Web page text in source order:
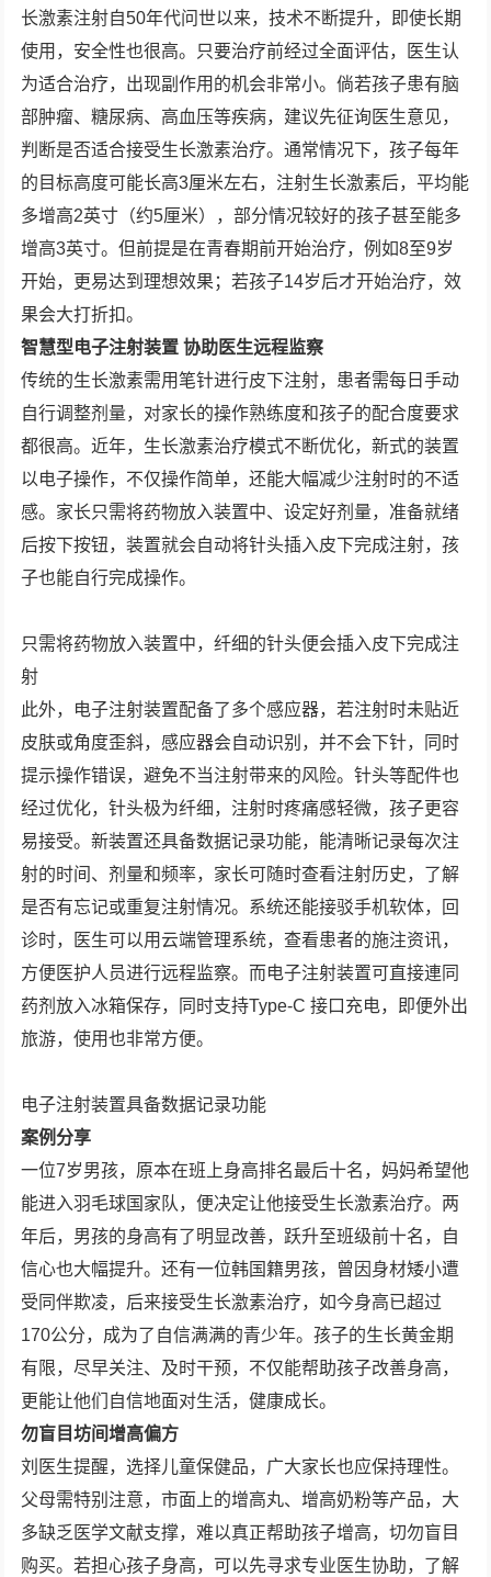
长激素注射自50年代问世以来，技术不断提升，即使长期
使用，安全性也很高。只要治疗前经过全面评估，医生认
为适合治疗，出现副作用的机会非常小。倘若孩子患有脑
部肿瘤、糖尿病、高血压等疾病，建议先征询医生意见，
判断是否适合接受生长激素治疗。通常情况下，孩子每年
的目标高度可能长高3厘米左右，注射生长激素后，平均能
多增高2英寸（约5厘米），部分情况较好的孩子甚至能多
增高3英寸。但前提是在青春期前开始治疗，例如8至9岁
开始，更易达到理想效果；若孩子14岁后才开始治疗，效
果会大打折扣。
智慧型电子注射装置 协助医生远程监察
传统的生长激素需用笔针进行皮下注射，患者需每日手动
自行调整剂量，对家长的操作熟练度和孩子的配合度要求
都很高。近年，生长激素治疗模式不断优化，新式的装置
以电子操作，不仅操作简单，还能大幅减少注射时的不适
感。家长只需将药物放入装置中、设定好剂量，准备就绪
后按下按钮，装置就会自动将针头插入皮下完成注射，孩
子也能自行完成操作。
只需将药物放入装置中，纤细的针头便会插入皮下完成注
射
此外，电子注射装置配备了多个感应器，若注射时未贴近
皮肤或角度歪斜，感应器会自动识别，并不会下针，同时
提示操作错误，避免不当注射带来的风险。针头等配件也
经过优化，针头极为纤细，注射时疼痛感轻微，孩子更容
易接受。新装置还具备数据记录功能，能清晰记录每次注
射的时间、剂量和频率，家长可随时查看注射历史，了解
是否有忘记或重复注射情况。系统还能接驳手机软体，回
诊时，医生可以用云端管理系统，查看患者的施注资讯，
方便医护人员进行远程监察。而电子注射装置可直接連同
药剂放入冰箱保存，同时支持Type-C 接口充电，即便外出
旅游，使用也非常方便。
电子注射装置具备数据记录功能
案例分享
一位7岁男孩，原本在班上身高排名最后十名，妈妈希望他
能进入羽毛球国家队，便决定让他接受生长激素治疗。两
年后，男孩的身高有了明显改善，跃升至班级前十名，自
信心也大幅提升。还有一位韩国籍男孩，曾因身材矮小遭
受同伴欺凌，后来接受生长激素治疗，如今身高已超过
170公分，成为了自信满满的青少年。孩子的生长黄金期
有限，尽早关注、及时干预，不仅能帮助孩子改善身高，
更能让他们自信地面对生活，健康成长。
勿盲目坊间增高偏方
刘医生提醒，选择儿童保健品，广大家长也应保持理性。
父母需特别注意，市面上的增高丸、增高奶粉等产品，大
多缺乏医学文献支撑，难以真正帮助孩子增高，切勿盲目
购买。若担心孩子身高，可以先寻求专业医生协助，了解